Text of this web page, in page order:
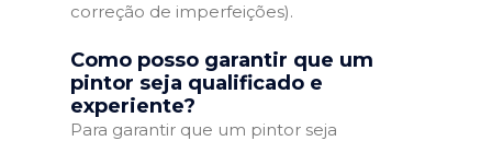
correção de imperfeições).
Como posso garantir que um
pintor seja qualificado e
experiente?
Para garantir que um pintor seja